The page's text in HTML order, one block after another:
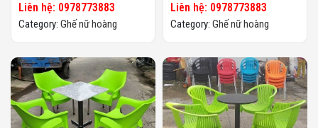
Liên hệ: 0978773883
Category: Ghế nữ hoàng
Liên hệ: 0978773883
Category: Ghế nữ hoàng